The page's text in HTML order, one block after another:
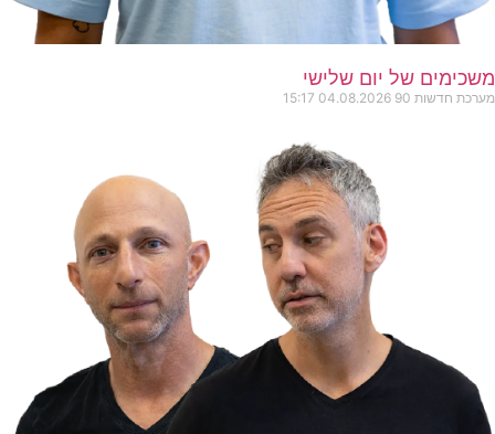
משכימים של יום שלישי
מערכת חדשות 90 04.08.2026
15:17